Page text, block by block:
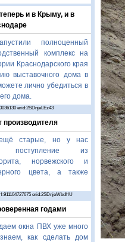
и в Крыму, и в
полноценный
комплекс на
Краснодарского края
выставочного дома в
лично убедиться в
дома.
erid:2SDnjeLEz43
производителя
старые, но у нас
поступление из
норвежского и
цвета, а также
erid:2SDnjeWbdHU
годами
окна ПВХ уже много
как сделать дом